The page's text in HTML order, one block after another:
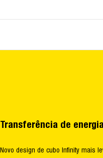
Transferência de
Novo design de cubo Infinity mais